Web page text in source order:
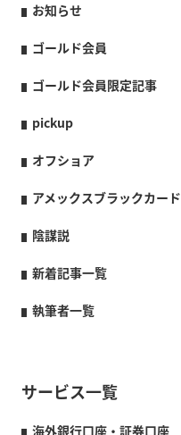
お知らせ
ゴールド会員
ゴールド会員限定記事
pickup
オフショア
アメックスブラックカード
陰謀説
新着記事一覧
執筆者一覧
サービス一覧
海外銀行口座・証券口座